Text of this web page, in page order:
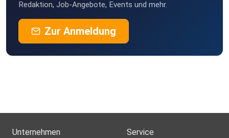
Redaktion, Job-Angebote, Events und mehr.
Zur Anmeldung
Unternehmen Service